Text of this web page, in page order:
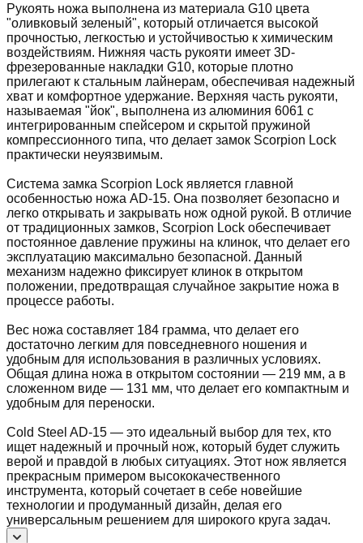
Рукоять ножа выполнена из материала G10 цвета
"оливковый зеленый", который отличается высокой
прочностью, легкостью и устойчивостью к химическим
воздействиям. Нижняя часть рукояти имеет 3D-
фрезерованные накладки G10, которые плотно
прилегают к стальным лайнерам, обеспечивая надежный
хват и комфортное удержание. Верхняя часть рукояти,
называемая "йок", выполнена из алюминия 6061 с
интегрированным спейсером и скрытой пружиной
компрессионного типа, что делает замок Scorpion Lock
практически неуязвимым.
Система замка Scorpion Lock является главной
особенностью ножа AD-15. Она позволяет безопасно и
легко открывать и закрывать нож одной рукой. В отличие
от традиционных замков, Scorpion Lock обеспечивает
постоянное давление пружины на клинок, что делает его
эксплуатацию максимально безопасной. Данный
механизм надежно фиксирует клинок в открытом
положении, предотвращая случайное закрытие ножа в
процессе работы.
Вес ножа составляет 184 грамма, что делает его
достаточно легким для повседневного ношения и
удобным для использования в различных условиях.
Общая длина ножа в открытом состоянии — 219 мм, а в
сложенном виде — 131 мм, что делает его компактным и
удобным для переноски.
Cold Steel AD-15 — это идеальный выбор для тех, кто
ищет надежный и прочный нож, который будет служить
верой и правдой в любых ситуациях. Этот нож является
прекрасным примером высококачественного
инструмента, который сочетает в себе новейшие
технологии и продуманный дизайн, делая его
универсальным решением для широкого круга задач.